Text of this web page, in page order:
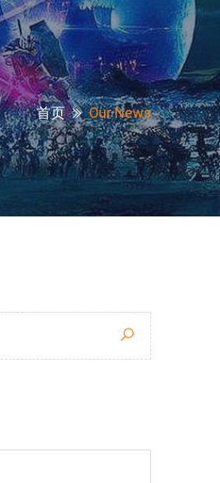
首页 Our News